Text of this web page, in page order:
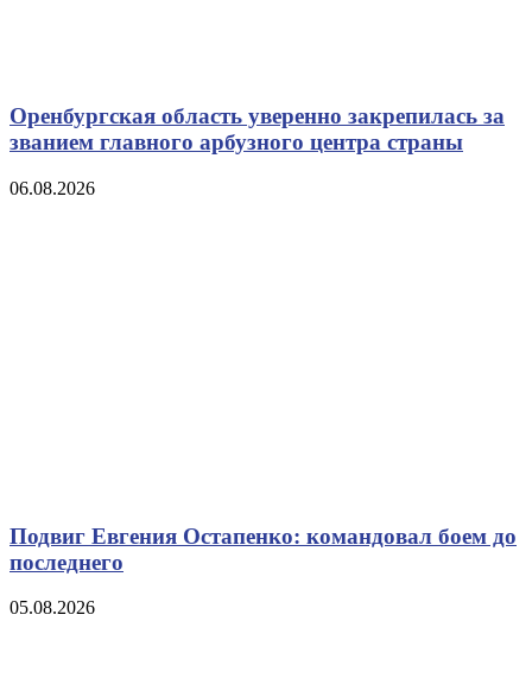
Оренбургская область уверенно закрепилась за
званием главного арбузного центра страны
06.08.2026
Подвиг Евгения Остапенко: командовал боем до
последнего
05.08.2026